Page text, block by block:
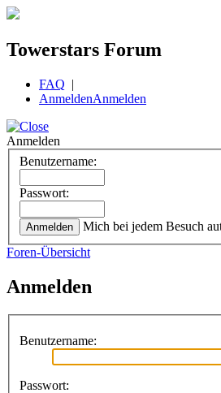
Towerstars Forum
FAQ |
AnmeldenAnmelden
Anmelden
Benutzername:
Passwort:
Mich bei jedem Besuch
Foren-Übersicht
Anmelden
Benutzername:
Passwort: